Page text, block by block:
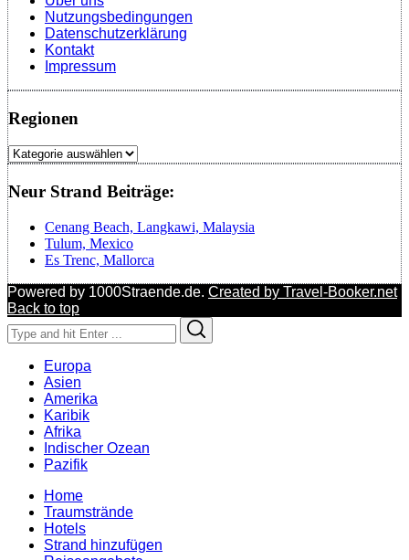
Nutzungsbedingungen
Datenschutzerklärung
Kontakt
Impressum
Regionen
Regionen
Neur Strand Beiträge:
Cenang Beach, Langkawi, Malaysia
Tulum, Mexico
Es Trenc, Mallorca
Powered by 1000Straende.de. Created by Travel-Booker.net
Back to top
Search
for:
Europa
Asien
Amerika
Karibik
Afrika
Indischer Ozean
Pazifik
Home
Traumstrände
Hotels
Strand hinzufügen